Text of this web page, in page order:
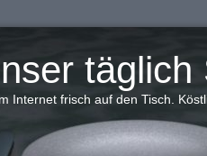
täglich
Internet frisch auf den Tisch.